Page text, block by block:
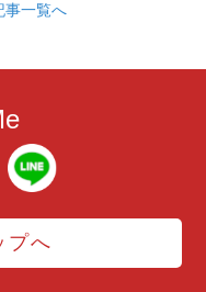
事一覧へ
プへ